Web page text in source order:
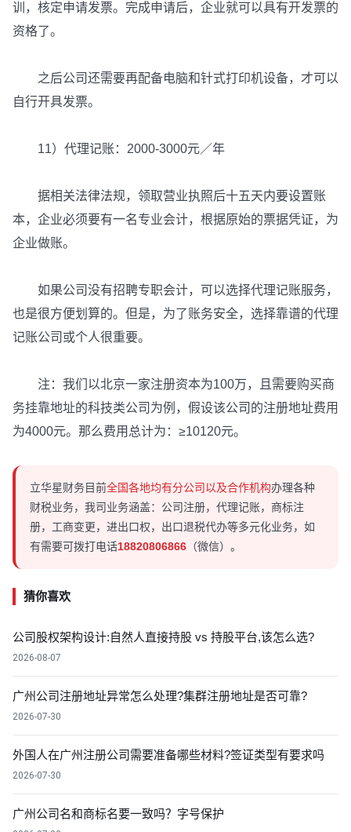
训，核定申请发票。完成申请后，企业就可以具有开发票的
资格了。
之后公司还需要再配备电脑和针式打印机设备，才可以
自行开具发票。
11）代理记账：2000-3000元／年
据相关法律法规，领取营业执照后十五天内要设置账
本，企业必须要有一名专业会计，根据原始的票据凭证，为
企业做账。
如果公司没有招聘专职会计，可以选择代理记账服务，
也是很方便划算的。但是，为了账务安全，选择靠谱的代理
记账公司或个人很重要。
注：我们以北京一家注册资本为100万，且需要购买商
务挂靠地址的科技类公司为例，假设该公司的注册地址费用
为4000元。那么费用总计为：≥10120元。
立华星财务目前全国各地均有分公司以及合作机构办理各种
财税业务，我司业务涵盖：公司注册，代理记账，商标注
册，工商变更，进出口权，出口退税代办等多元化业务，如
有需要可拨打电话18820806866 （微信）。
猜你喜欢
公司股权架构设计:自然人直接持股 vs 持股平台,该怎么选?
2026-08-07
广州公司注册地址异常怎么处理?集群注册地址是否可靠?
2026-07-30
外国人在广州注册公司需要准备哪些材料?签证类型有要求吗
2026-07-30
广州公司名和商标名要一致吗？字号保护